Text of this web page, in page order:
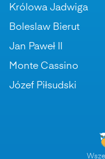
Królowa Jadwiga
Boleslaw Bierut
Jan Paweł II
Monte Cassino
Józef Piłsudski